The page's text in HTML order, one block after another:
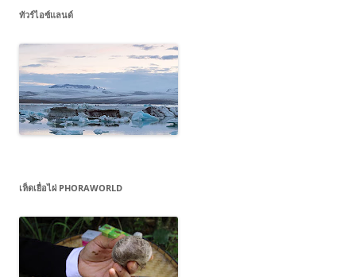
ทัวร์ไอซ์แลนด์
เห็ดเยื่อไผ่ PHORAWORLD